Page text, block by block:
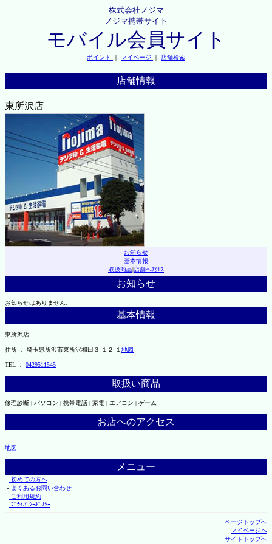
株式会社ノジマ
ノジマ携帯サイト
モバイル会員サイト
ポイント ｜ マイページ ｜ 店舗検索
店舗情報
東所沢店
お知らせ
基本情報
取扱商品|店舗へｱｸｾｽ
お知らせ
お知らせはありません。
基本情報
東所沢店
住所 ： 埼玉県所沢市東所沢和田３-１２-１ 地図
TEL ： 0429511545
取扱い商品
修理診断 | パソコン | 携帯電話 | 家電 | エアコン | ゲーム
お店へのアクセス
地図
メニュー
├初めての方へ
├ よくあるお問い合わせ
├ご利用規約
└ﾌﾟﾗｲﾊﾞｼｰﾎﾟﾘｼｰ
ページトップへ
マイページへ
サイトトップへ